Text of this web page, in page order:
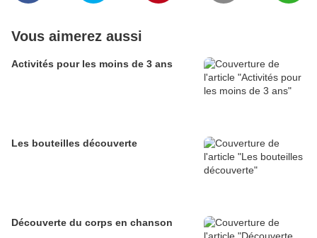
Vous aimerez aussi
Activités pour les moins de 3 ans
Les bouteilles découverte
Découverte du corps en chanson